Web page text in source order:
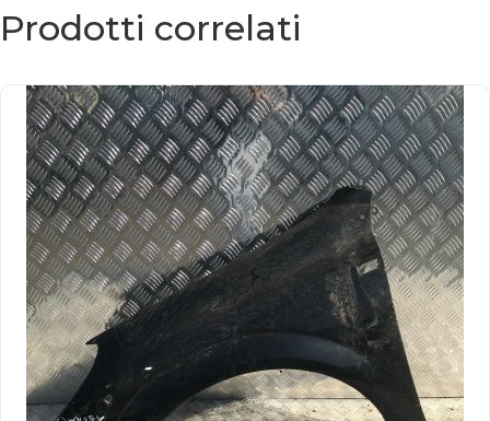
Prodotti correlati